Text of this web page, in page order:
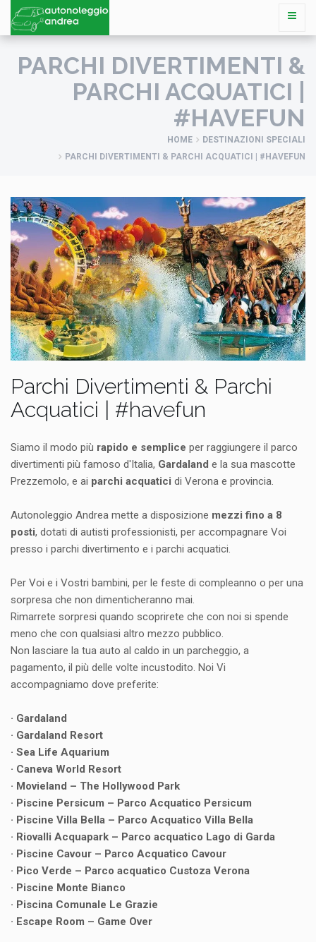
PARCHI DIVERTIMENTI &
PARCHI ACQUATICI |
#HAVEFUN
HOME
DESTINAZIONI SPECIALI
PARCHI DIVERTIMENTI & PARCHI ACQUATICI | #HAVEFUN
Parchi Divertimenti & Parchi
Acquatici | #havefun
Siamo il modo più rapido e semplice per raggiungere il parco
divertimenti più famoso d'Italia, Gardaland e la sua mascotte
Prezzemolo, e ai parchi acquatici di Verona e provincia.
Autonoleggio Andrea mette a disposizione mezzi fino a 8
posti, dotati di autisti professionisti, per accompagnare Voi
presso i parchi divertimento e i parchi acquatici.
Per Voi e i Vostri bambini, per le feste di compleanno o per una
sorpresa che non dimenticheranno mai.
Rimarrete sorpresi quando scoprirete che con noi si spende
meno che con qualsiasi altro mezzo pubblico.
Non lasciare la tua auto al caldo in un parcheggio, a
pagamento, il più delle volte incustodito. Noi Vi
accompagniamo dove preferite:
· Gardaland
· Gardaland Resort
· Sea Life Aquarium
· Caneva World Resort
· Movieland – The Hollywood Park
· Piscine Persicum – Parco Acquatico Persicum
· Piscine Villa Bella – Parco Acquatico Villa Bella
· Riovalli Acquapark – Parco acquatico Lago di Garda
· Piscine Cavour – Parco Acquatico Cavour
· Pico Verde – Parco acquatico Custoza Verona
· Piscine Monte Bianco
· Piscina Comunale Le Grazie
· Escape Room – Game Over